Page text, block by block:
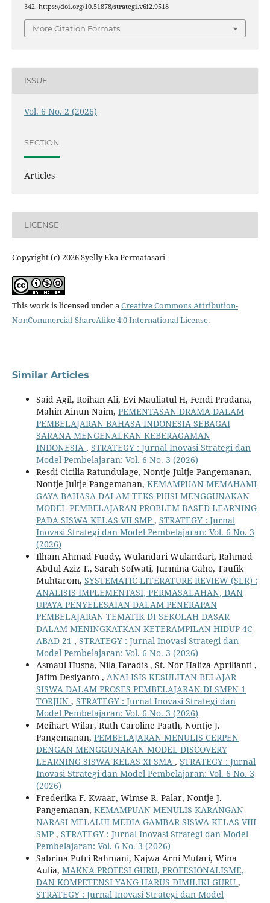
342. https://doi.org/10.51878/strategi.v6i2.9518
More Citation Formats
ISSUE
Vol. 6 No. 2 (2026)
SECTION
Articles
LICENSE
Copyright (c) 2026 Syelly Eka Permatasari
This work is licensed under aCreative Commons Attribution-
NonCommercial-ShareAlike 4.0 International License.
Similar Articles
Said Agil, Roihan Ali, Evi Mauliatul H, Fendi Pradana,
Mahin Ainun Naim, PEMENTASAN DRAMA DALAM
PEMBELAJARAN BAHASA INDONESIA SEBAGAI
SARANA MENGENALKAN KEBERAGAMAN
INDONESIA , STRATEGY : Jurnal Inovasi Strategi dan
Model Pembelajaran: Vol. 6 No. 3 (2026)
Resdi Cicilia Ratundulage, Nontje Jultje Pangemanan,
Nontje Jultje Pangemanan, KEMAMPUAN MEMAHAMI
GAYA BAHASA DALAM TEKS PUISI MENGGUNAKAN
MODEL PEMBELAJARAN PROBLEM BASED LEARNING
PADA SISWA KELAS VII SMP , STRATEGY : Jurnal
Inovasi Strategi dan Model Pembelajaran: Vol. 6 No. 3
(2026)
Ilham Ahmad Fuady, Wulandari Wulandari, Rahmad
Abdul Aziz T., Sarah Sofwati, Jurmina Gaho, Taufik
Muhtarom, SYSTEMATIC LITERATURE REVIEW (SLR) :
ANALISIS IMPLEMENTASI, PERMASALAHAN, DAN
UPAYA PENYELESAIAN DALAM PENERAPAN
PEMBELAJARAN TEMATIK DI SEKOLAH DASAR
DALAM MENINGKATKAN KETERAMPILAN HIDUP 4C
ABAD 21 , STRATEGY : Jurnal Inovasi Strategi dan
Model Pembelajaran: Vol. 6 No. 3 (2026)
Asmaul Husna, Nila Faradis , St. Nor Haliza Aprilianti ,
Jatim Desiyanto , ANALISIS KESULITAN BELAJAR
SISWA DALAM PROSES PEMBELAJARAN DI SMPN 1
TORJUN , STRATEGY : Jurnal Inovasi Strategi dan
Model Pembelajaran: Vol. 6 No. 3 (2026)
Meihart Wilar, Ruth Caroline Paath, Nontje J.
Pangemanan, PEMBELAJARAN MENULIS CERPEN
DENGAN MENGGUNAKAN MODEL DISCOVERY
LEARNING SISWA KELAS XI SMA , STRATEGY : Jurnal
Inovasi Strategi dan Model Pembelajaran: Vol. 6 No. 3
(2026)
Frederika F. Kwaar, Wimse R. Palar, Nontje J.
Pangemanan, KEMAMPUAN MENULIS KARANGAN
NARASI MELALUI MEDIA GAMBAR SISWA KELAS VIII
SMP , STRATEGY : Jurnal Inovasi Strategi dan Model
Pembelajaran: Vol. 6 No. 3 (2026)
Sabrina Putri Rahmani, Najwa Arni Mutari, Wina
Aulia, MAKNA PROFESI GURU, PROFESIONALISME,
DAN KOMPETENSI YANG HARUS DIMILIKI GURU ,
STRATEGY : Jurnal Inovasi Strategi dan Model